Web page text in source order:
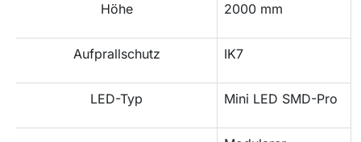
Höhe 2000 mm
Aufprallschutz IK7
LED-Typ Mini LED SMD-Pro